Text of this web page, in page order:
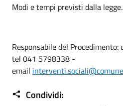
Modi e tempi previsti dalla legge.
Responsabile del Procedimento:
tel 041 5798338 -
email
Condividi: